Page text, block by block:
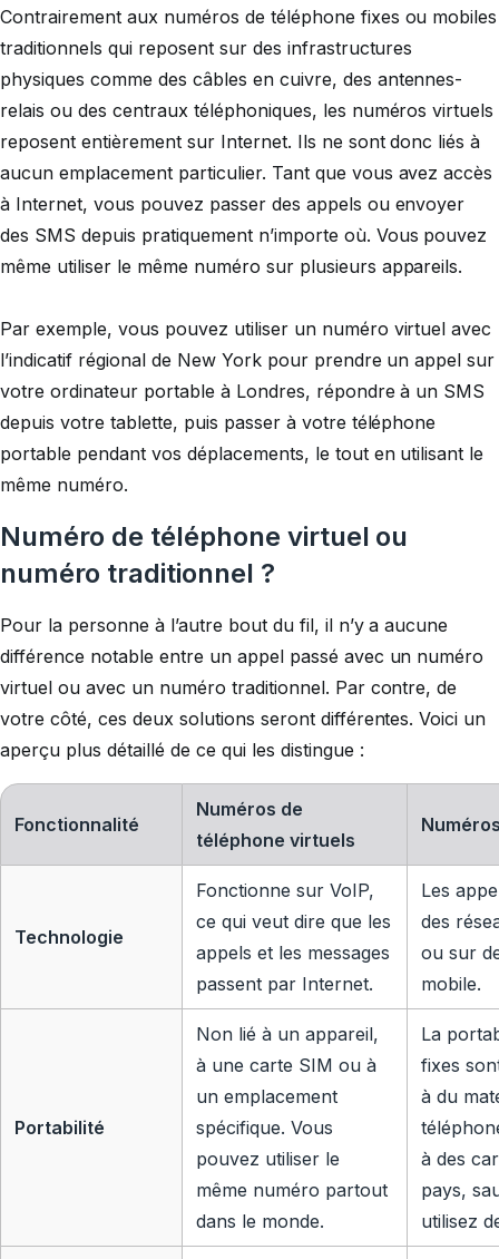
Contrairement aux numéros de téléphone fixes ou mobiles
traditionnels qui reposent sur des infrastructures
physiques comme des câbles en cuivre, des antennes-
relais ou des centraux téléphoniques, les numéros virtuels
reposent entièrement sur Internet. Ils ne sont donc liés à
aucun emplacement particulier. Tant que vous avez accès
à Internet, vous pouvez passer des appels ou envoyer
des SMS depuis pratiquement n’importe où. Vous pouvez
même utiliser le même numéro sur plusieurs appareils.
Par exemple, vous pouvez utiliser un numéro virtuel avec
l’indicatif régional de New York pour prendre un appel sur
votre ordinateur portable à Londres, répondre à un SMS
depuis votre tablette, puis passer à votre téléphone
portable pendant vos déplacements, le tout en utilisant le
même numéro.
Numéro de téléphone virtuel ou
numéro traditionnel ?
Pour la personne à l’autre bout du fil, il n’y a aucune
différence notable entre un appel passé avec un numéro
virtuel ou avec un numéro traditionnel. Par contre, de
votre côté, ces deux solutions seront différentes. Voici un
aperçu plus détaillé de ce qui les distingue :
Fonctionnalité
Numéros de
téléphone virtuels
Technologie
Fonctionne sur VoIP,
ce qui veut dire que les
appels et les messages
passent par Internet.
Les
des
ou sur
mobile.
Portabilité
Non lié à un appareil,
à une carte SIM ou à
un emplacement
spécifique. Vous
pouvez utiliser le
même numéro partout
dans le monde.
La
fixes
à du
à des
pays,
utilisez